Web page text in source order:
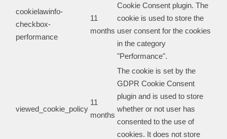
cookielawinfo-
checkbox-
performance
11
months
Cookie Consent plugin. The
cookie is used to store the
user consent for the cookies
in the category
"Performance".
viewed_cookie_policy
11
months
The cookie is set by the
GDPR Cookie Consent
plugin and is used to store
whether or not user has
consented to the use of
cookies. It does not store